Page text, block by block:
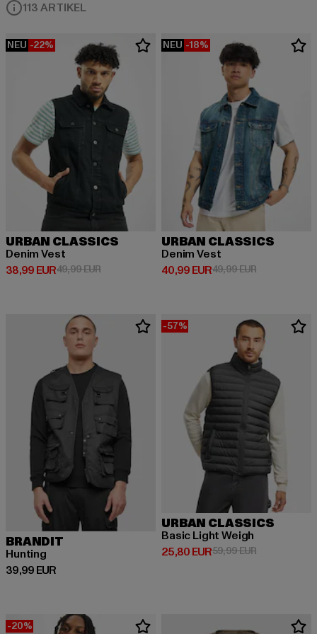
113 ARTIKEL
NEU -22%
URBAN CLASSICS
Denim Vest
38,99 EUR
Derzeitiger Preis: 38,99 EUR
49,99 EURAktionspreis: 49,99 EUR
NEU -18%
URBAN CLASSICS
Denim Vest
40,99 EUR
Derzeitiger Preis: 40,99 EUR
49,99 EURAktionspreis:
BRANDIT
Hunting
39,99 EUR
Derzeitiger Preis: 39,99 EUR
-57%
URBAN CLASSICS
Basic Light Weigh
25,80 EUR
Derzeitiger Preis: 25,80 EUR
59,99 EURAktionspreis:
-20%